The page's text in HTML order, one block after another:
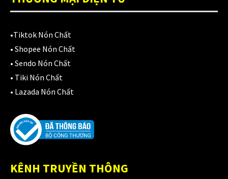
Dưỡng sên
Đệm lót yên xe
Găng cụt ngón
Găng dài ngón
GĂNG TAY
•Tiktok Nón Chất
• Shopee Nón Chất
• Sendo Nón Chất
• Tiki Nón Chất
• Lazada Nón Chất
KÊNH TRUYỀN THÔNG